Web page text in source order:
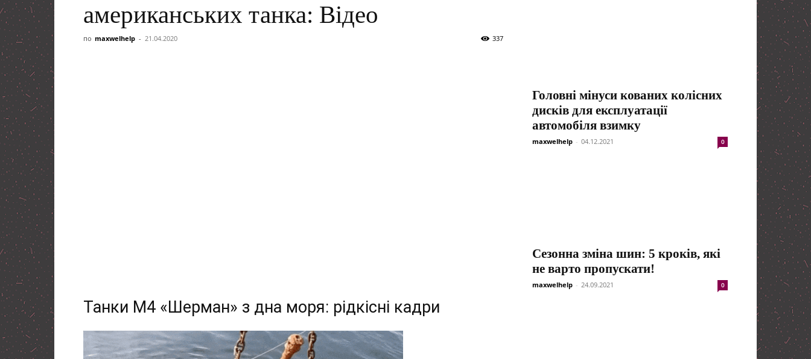
американських танка: Відео
по maxwelhelp - 21.04.2020 337
Танки M4 «Шерман» з дна моря: рідкісні кадри
Головні мінуси кованих колісних
дисків для експлуатації
автомобіля взимку
maxwelhelp - 04.12.2021 0
Сезонна зміна шин: 5 кроків, які
не варто пропускати!
maxwelhelp - 24.09.2021 0